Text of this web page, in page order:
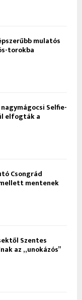
mulatós
torokba
Selfie-
elfogták a
Csongrád
mentenek
Szentes
az „unokázós”